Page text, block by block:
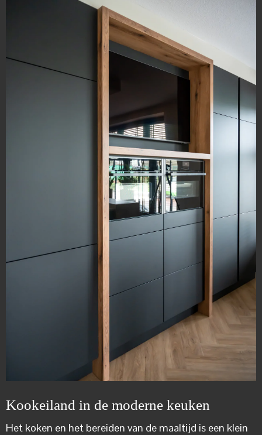
Kookeiland in de moderne keuken
Het koken en het bereiden van de maaltijd is een klein